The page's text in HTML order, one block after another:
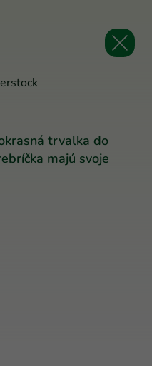
trvalka do
majú svoje